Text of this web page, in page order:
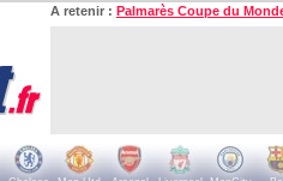
A retenir : Palmarès Coupe du